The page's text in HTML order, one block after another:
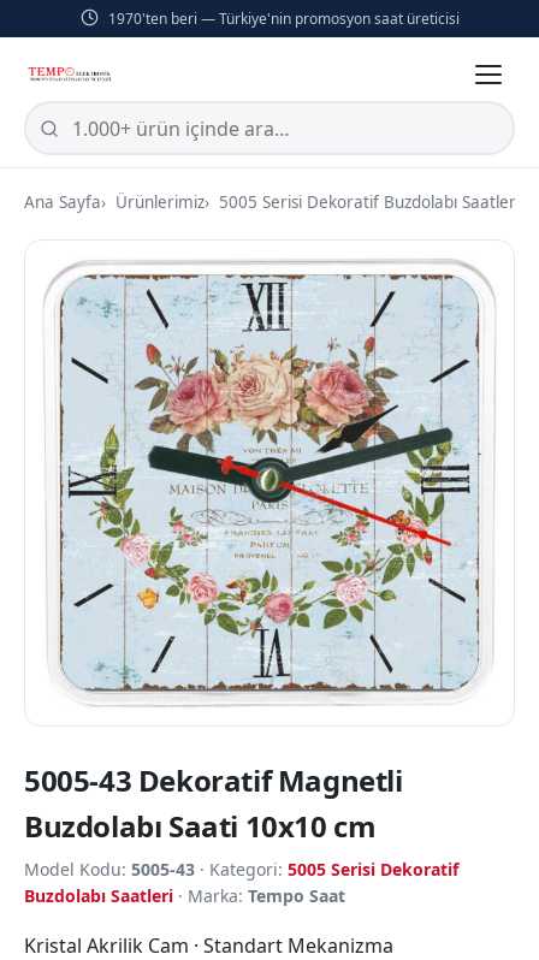
1970'ten beri — Türkiye'nin promosyon saat üreticisi
Ana Sayfa Ürünlerimiz 5005 Serisi Dekoratif Buzdolabı Saatleri
5005-43 Dekoratif Magnetli
Buzdolabı Saati 10x10 cm
Model Kodu: 5005-43 · Kategori: 5005 Serisi Dekoratif
Buzdolabı Saatleri · Marka: Tempo Saat
Kristal Akrilik Cam · Standart Mekanizma